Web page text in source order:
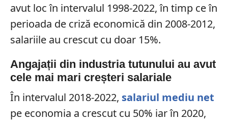
avut loc în intervalul 1998-2022, în timp ce în
perioada de criză economică din 2008-2012,
salariile au crescut cu doar 15%.
Angajații din industria tutunului au avut
cele mai mari creșteri salariale
În intervalul 2018-2022, salariul mediu net
pe economia a crescut cu 50% iar în 2020,